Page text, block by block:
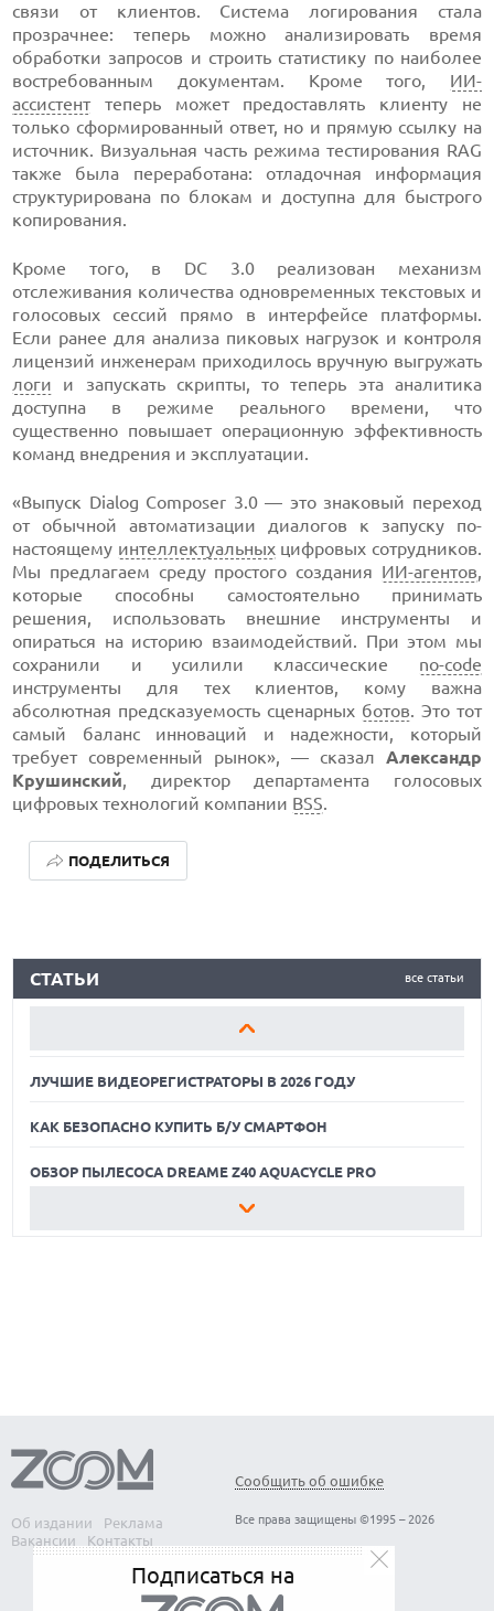
связи от клиентов. Система логирования стала
прозрачнее: теперь можно анализировать время
обработки запросов и строить статистику по наиболее
востребованным документам. Кроме того, ИИ-
ассистенттеперь может предоставлять клиенту не
только сформированный ответ, но и прямую ссылку на
источник. Визуальная часть режима тестирования RAG
также была переработана: отладочная информация
структурирована по блокам и доступна для быстрого
копирования.
Кроме того, в DC 3.0 реализован механизм
отслеживания количества одновременных текстовых и
голосовых сессий прямо в интерфейсе платформы.
Если ранее для анализа пиковых нагрузок и контроля
лицензий инженерам приходилось вручную выгружать
логи и запускать скрипты, то теперь эта аналитика
доступна в режиме реального времени, что
существенно повышает операционную эффективность
команд внедрения и эксплуатации.
«Выпуск Dialog Composer 3.0 — это знаковый переход
от обычной автоматизации диалогов к запуску по-
настоящему интеллектуальныхцифровых сотрудников.
Мы предлагаем среду простого создания ИИ-агентов,
которые способны самостоятельно принимать
решения, использовать внешние инструменты и
опираться на историю взаимодействий. При этом мы
сохранили и усилили классические no-code
инструменты для тех клиентов, кому важна
абсолютная предсказуемость сценарных ботов. Это тот
самый баланс инноваций и надежности, который
требует современный рынок», — сказал Александр
Крушинский, директор департамента голосовых
цифровых технологий компании BSS.
ПОДЕЛИТЬСЯ
все статьи
СТАТЬИ
ОБЗОР ПЫЛЕСОСА DREAME Z40 AQUACYCLE PRO
ЛУЧШИЕ ВИДЕОРЕГИСТРАТОРЫ В 2026 ГОДУ
КАК БЕЗОПАСНО КУПИТЬ Б/У СМАРТФОН
ОБЗОР ПЫЛЕСОСА DREAME Z40 AQUACYCLE PRO
ЛУЧШИЕ ВИДЕОРЕГИСТРАТОРЫ В 2026 ГОДУ
Об издании
Реклама
Вакансии
Контакты
Сообщить об ошибке
Все права защищены ©1995 – 2026
Подписаться на